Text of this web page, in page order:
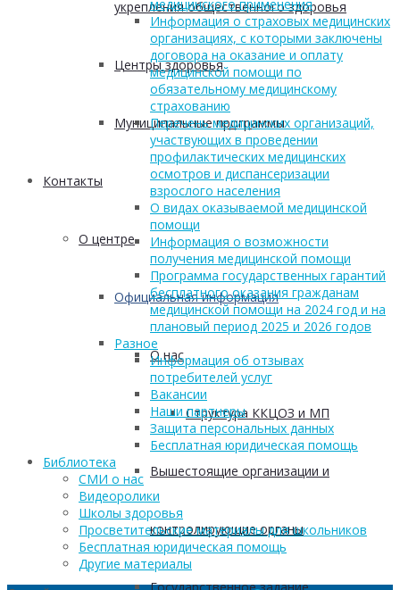
укрепления общественного здоровья
Центры здоровья
Муниципальные программы
Контакты
О центре
Официальная информация
О нас
Структура ККЦОЗ и МП
Вышестоящие организации и
контролирующие органы
медицинского применения
Информация о страховых медицинских
организациях, с которыми заключены
договора на оказание и оплату
медицинской помощи по
обязательному медицинскому
страхованию
Перечень медицинских организаций,
участвующих в проведении
профилактических медицинских
осмотров и диспансеризации
взрослого населения
О видах оказываемой медицинской
помощи
Информация о возможности
получения медицинской помощи
Программа государственных гарантий
бесплатного оказания гражданам
медицинской помощи на 2024 год и на
плановый период 2025 и 2026 годов
Разное
Информация об отзывах
потребителей услуг
Вакансии
Наши партнеры
Защита персональных данных
Бесплатная юридическая помощь
Библиотека
СМИ о нас
Видеоролики
Школы здоровья
Просветительские материалы для школьников
Бесплатная юридическая помощь
Другие материалы